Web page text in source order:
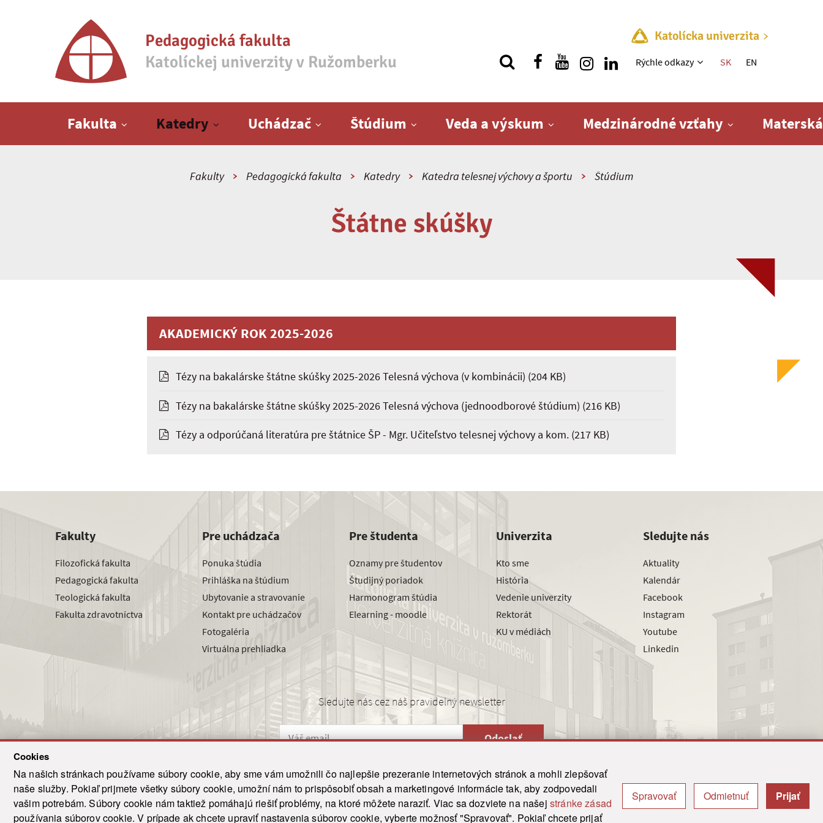
Cookies
Na našich stránkach používame súbory cookie, aby sme vám umožnili čo najlepšie prezeranie internetových stránok a mohli zlepšovať
naše služby. Pokiaľ prijmete všetky súbory cookie, umožní nám to prispôsobiť obsah a marketingové informácie tak, aby zodpovedali
vašim potrebám. Súbory cookie nám taktiež pomáhajú riešiť problémy, na ktoré môžete naraziť. Viac sa dozviete na našej stránke zásad
používania súborov cookie. V prípade ak chcete upraviť nastavenia súborov cookie, vyberte možnosť "Spravovať". Pokiaľ chcete prijať
Spravovať Odmietnuť Prijať
Pedagogická fakulta
Katolíckej univerzity v Ružomberku
Katolícka univerzita
Rýchle menu
Rýchle odkazy SK EN
Fakulta Katedry Uchádzač Štúdium Veda a výskum Medzinárodné vzťahy
Fakulty Pedagogická fakulta Katedry Katedra telesnej výchovy a športu Štúdium
Štátne skúšky
AKADEMICKÝ ROK 2025-2026
Tézy na bakalárske štátne skúšky 2025-2026 Telesná výchova (v kombinácii) (204 KB)
Tézy na bakalárske štátne skúšky 2025-2026 Telesná výchova (jednoodborové štúdium) (216 KB)
Tézy a odporúčaná literatúra pre štátnice ŠP - Mgr. Učiteľstvo telesnej výchovy a kom. (217 KB)
Fakulty
Filozofická fakulta
Pedagogická fakulta
Teologická fakulta
Fakulta zdravotníctva
Pre uchádzača
Ponuka štúdia
Prihláška na štúdium
Ubytovanie a stravovanie
Kontakt pre uchádzačov
Fotogaléria
Virtuálna prehliadka
Pre študenta
Oznamy pre študentov
Študijný poriadok
Harmonogram štúdia
Elearning - moodle
Univerzita
Kto sme
História
Vedenie univerzity
Rektorát
KU v médiách
Sledujte nás
Aktuality
Kalendár
Facebook
Instagram
Youtube
Linkedin
Sledujte nás cez náš pravidelný newsletter
Odoslať
© 2021-2026 ku.sk. Všetky práva vyhradené. | Ochrana osobných údajov | Vyhlásenie o prístupnosti | Admin
This site is protected by reCAPTCHA and the Google Privacy Policy and Terms of Service
apply.